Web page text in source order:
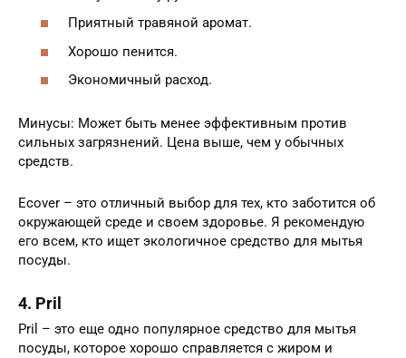
Приятный травяной аромат.
Хорошо пенится.
Экономичный расход.
Минусы: Может быть менее эффективным против
сильных загрязнений. Цена выше, чем у обычных
средств.
Ecover – это отличный выбор для тех, кто заботится об
окружающей среде и своем здоровье. Я рекомендую
его всем, кто ищет экологичное средство для мытья
посуды.
4. Pril
Pril – это еще одно популярное средство для мытья
посуды, которое хорошо справляется с жиром и